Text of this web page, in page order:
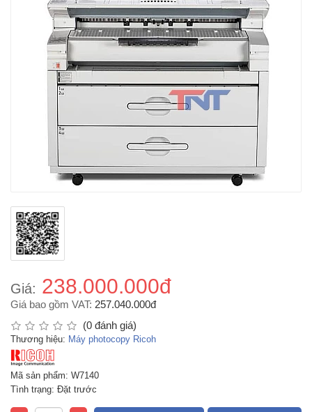
Giá: 238.000.000đ
Giá bao gồm VAT: 257.040.000đ
(0 đánh giá)
Thương hiệu: Máy photocopy Ricoh
Mã sản phẩm: W7140
Tình trạng: Đặt trước